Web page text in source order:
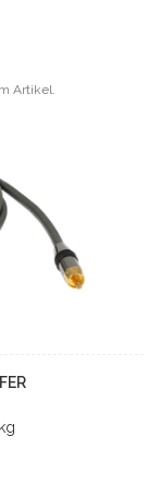
Artikel.